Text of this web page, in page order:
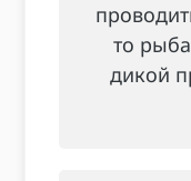
то
дикой